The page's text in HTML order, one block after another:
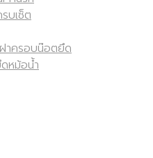
บเซ็ต
าครอบน๊อตยึด
หม้อน้ำ